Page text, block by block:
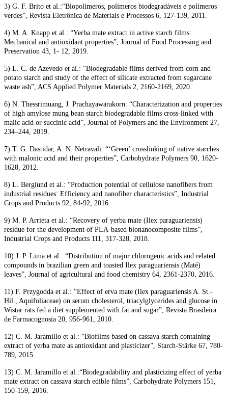
3) G. F. Brito et al.:“Biopolímeros, polímeros biodegradáveis e polímeros
verdes”, Revista Eletrônica de Materiais e Processos 6, 127-139, 2011.
4) M. A. Knapp et al.: “Yerba mate extract in active starch films:
Mechanical and antioxidant properties”, Journal of Food Processing and
Preservation 43, 1- 12, 2019.
5) L. C. de Azevedo et al.: “Biodegradable films derived from corn and
potato starch and study of the effect of silicate extracted from sugarcane
waste ash”, ACS Applied Polymer Materials 2, 2160-2169, 2020.
6) N. Thessrimuang, J. Prachayawarakorn: “Characterization and properties
of high amylose mung bean starch biodegradable films cross-linked with
malic acid or succinic acid”, Journal of Polymers and the Environment 27,
234–244, 2019.
7) T. G. Dastidar, A. N. Netravali: “‘Green’ crosslinking of native starches
with malonic acid and their properties”, Carbohydrate Polymers 90, 1620-
1628, 2012.
8) L. Berglund et al.: “Production potential of cellulose nanofibers from
industrial residues: Efficiency and nanofiber characteristics”, Industrial
Crops and Products 92, 84-92, 2016.
9) M. P. Arrieta et al.: “Recovery of yerba mate (Ilex paraguariensis)
residue for the development of PLA-based bionanocomposite films”,
Industrial Crops and Products 111, 317-328, 2018.
10) J. P. Lima et al.: “Distribution of major chlorogenic acids and related
compounds in brazilian green and toasted Ilex paraguariensis (Maté)
leaves”, Journal of agricultural and food chemistry 64, 2361-2370, 2016.
11) F. Przygodda et al.: “Effect of erva mate (Ilex paraguariensis A. St.-
Hil., Aquifoliaceae) on serum cholesterol, triacylglycerides and glucose in
Wistar rats fed a diet supplemented with fat and sugar”, Revista Brasileira
de Farmacognosia 20, 956-961, 2010.
12) C. M. Jaramillo et al.: “Biofilms based on cassava starch containing
extract of yerba mate as antioxidant and plasticizer”, Starch-Stärke 67, 780-
789, 2015.
13) C. M. Jaramillo et al.:“Biodegradability and plasticizing effect of yerba
mate extract on cassava starch edible films”, Carbohydrate Polymers 151,
150-159, 2016.